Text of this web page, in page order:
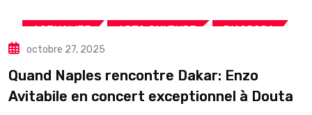
ACTUALITE ART& CULTURE DIASPORA
TOURISME
octobre 27, 2025
Quand Naples rencontre Dakar: Enzo
Avitabile en concert exceptionnel à Douta